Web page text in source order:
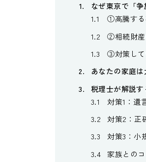
なぜ東京で「
①高騰する
②相続財産
③対策して
あなたの家庭
税理士が解説す
対策1：遺
対策2：正
対策3：小
家族との